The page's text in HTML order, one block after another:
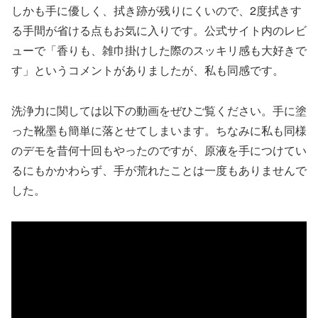
しかも手に優しく、拭き跡が残りにくいので、2度拭きす
る手間が省ける点もお気に入りです。公式サイト内のレビ
ューで「香りも、雑巾掛けした際のスッキリ感も大好きで
す」というコメントがありましたが、私も同感です。
洗浄力に関しては以下の動画をぜひご覧ください。手に塗
った靴墨も簡単に落とせてしまいます。ちなみに私も同様
のデモを昔何十回もやったのですが、原液を手につけてい
るにもかかわらず、手が荒れたことは一度もありませんで
した。